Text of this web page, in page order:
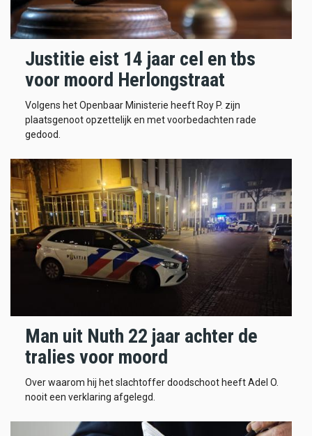
Justitie eist 14 jaar cel en tbs
voor moord Herlongstraat
Volgens het Openbaar Ministerie heeft Roy P. zijn
plaatsgenoot opzettelijk en met voorbedachten rade
gedood.
Man uit Nuth 22 jaar achter de
tralies voor moord
Over waarom hij het slachtoffer doodschoot heeft Adel O.
nooit een verklaring afgelegd.